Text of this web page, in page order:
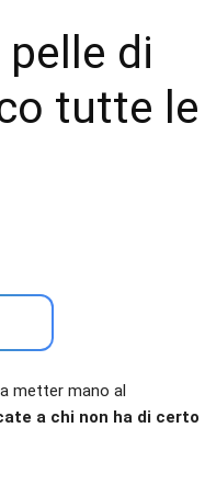
di
tutte le
metter mano al
a chi non ha di certo